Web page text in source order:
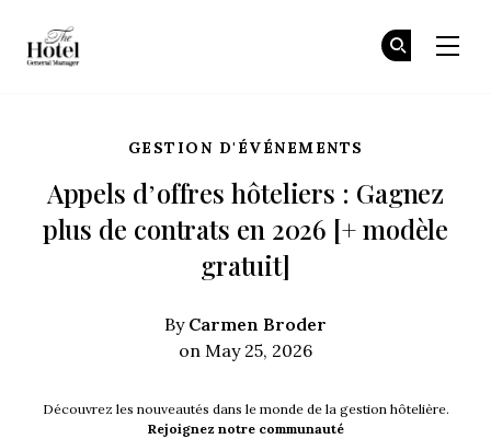
GESTION D'ÉVÉNEMENTS
Appels d’offres hôteliers : Gagnez
plus de contrats en 2026 [+ modèle
gratuit]
ByCarmen Broder
on May 25, 2026
Découvrez les nouveautés dans le monde de la gestion hôtelière.
Rejoignez notre communauté